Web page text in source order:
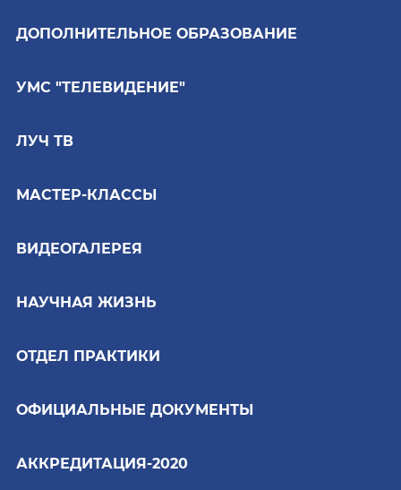
ДОПОЛНИТЕЛЬНОЕ ОБРАЗОВАНИЕ
УМС "ТЕЛЕВИДЕНИЕ"
ЛУЧ ТВ
МАСТЕР-КЛАССЫ
ВИДЕОГАЛЕРЕЯ
НАУЧНАЯ ЖИЗНЬ
ОТДЕЛ ПРАКТИКИ
ОФИЦИАЛЬНЫЕ ДОКУМЕНТЫ
АККРЕДИТАЦИЯ-2020